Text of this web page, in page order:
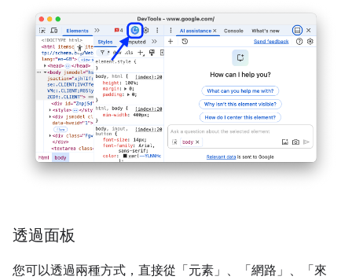
透過面板
您可以透過兩種方式，直接從「元素」 、「網路」 、「來